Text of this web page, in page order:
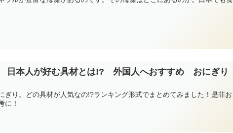
日本人が好む具材とは!? 外国人へおすすめ おにぎり
ぎり。どの具材が人気なの!?ランキング形式でまとめてみました！是非お
に！